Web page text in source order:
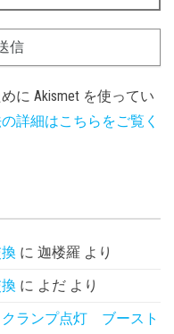
に Akismet を使ってい
詳細はこちらをご覧く
に 迦楼羅 より
に よだ より
ランプ点灯 ブースト